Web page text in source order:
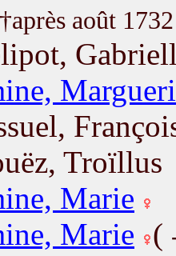
août 1732
Troïllus
Marie
Marie (